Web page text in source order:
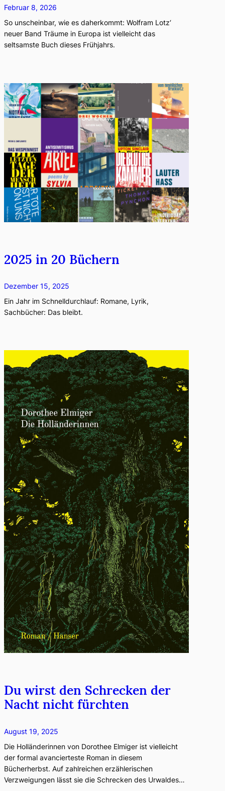
Februar 8, 2026
So unscheinbar, wie es daherkommt: Wolfram Lotz‘
neuer Band Träume in Europa ist vielleicht das
seltsamste Buch dieses Frühjahrs.
2025 in 20 Büchern
Dezember 15, 2025
Ein Jahr im Schnelldurchlauf: Romane, Lyrik,
Sachbücher: Das bleibt.
Du wirst den Schrecken der
Nacht nicht fürchten
August 19, 2025
Die Holländerinnen von Dorothee Elmiger ist vielleicht
der formal avancierteste Roman in diesem
Bücherherbst. Auf zahlreichen erzählerischen
Verzweigungen lässt sie die Schrecken des Urwaldes…